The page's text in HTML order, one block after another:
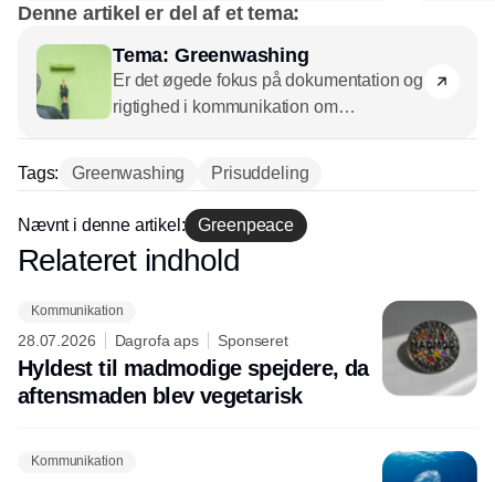
Denne artikel er del af et tema:
Tema: Greenwashing
Er det øgede fokus på dokumentation og
rigtighed i kommunikation om
forbrugere eller bare mere stille
virksomheder?CSR.dkspørger
eksperter og rådgivere.
Tags: Greenwashing Prisuddeling
Nævnt i denne artikel: Greenpeace
Annonce
Relateret indhold
Kommunikation
28.07.2026 Dagrofa aps Sponseret
Hyldest til madmodige spejdere, da
aftensmaden blev vegetarisk
Kommunikation